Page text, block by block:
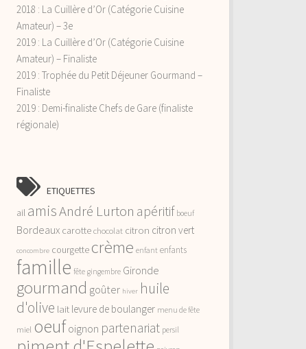
2018 : La Cuillère d’Or (Catégorie Cuisine
Amateur) – 3e
2019 : La Cuillère d’Or (Catégorie Cuisine
Amateur) – Finaliste
2019 : Trophée du Petit Déjeuner Gourmand –
Finaliste
2019 : Demi-finaliste Chefs de Gare (finaliste
régionale)
ETIQUETTES
ail amisAndré Lurton apéritif boeuf
Bordeaux carottechocolat citron citron vert
concombre courgette crème enfant enfants
famille fête gingembre Gironde
gourmand goûter hiver huile
d'olive lait levure de boulanger menu de fête
miel oeuf oignon partenariat persil